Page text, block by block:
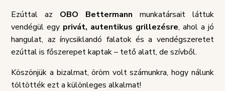
TÁJÉKOZTATÓ
Ezúttal az OBO Bettermann munkatársait láttuk
vendégül egy privát, autentikus grillezésre, ahol a jó
hangulat, az ínycsiklandó falatok és a vendégszeretet
ezúttal is főszerepet kaptak – tető alatt, de szívből.
Köszönjük a bizalmat, öröm volt számunkra, hogy nálunk
töltötték ezt a különleges alkalmat!